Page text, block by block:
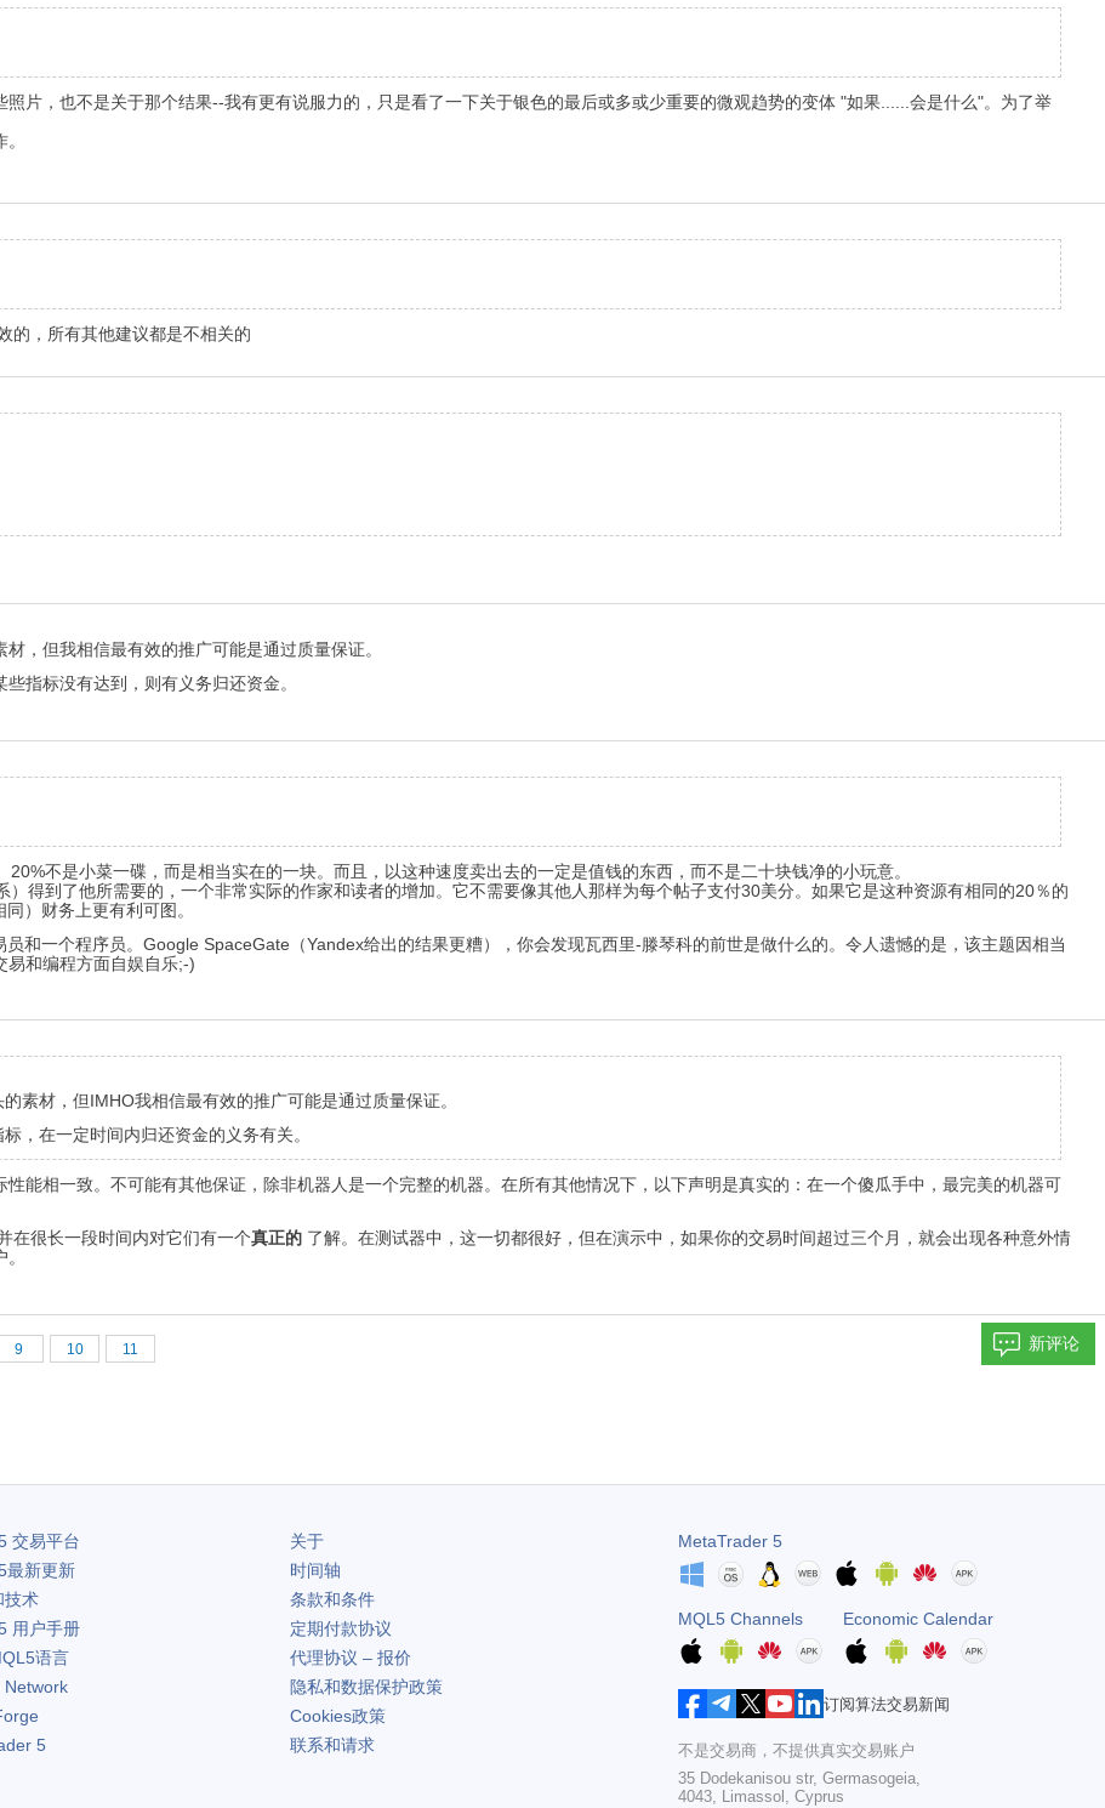
片，也不是关于那个结果--我有更有说服力的，只是看了一下关于银色的最后或多或少重要的微观趋势的变体 "如果......会是什么"。为了举
的，所有其他建议都是不相关的
，但我相信最有效的推广可能是通过质量保证。
指标没有达到，则有义务归还资金。
不是小菜一碟，而是相当实在的一块。而且，以这种速度卖出去的一定是值钱的东西，而不是二十块钱净的小玩意。
得到了他所需要的，一个非常实际的作家和读者的增加。它不需要像其他人那样为每个帖子支付30美分。如果它是这种资源有相同的20％的
）财务上更有利可图。
和一个程序员。Google SpaceGate（Yandex给出的结果更糟），你会发现瓦西里-滕琴科的前世是做什么的。令人遗憾的是，该主题因相当
易和编程方面自娱自乐;-)
素材，但IMHO我相信最有效的推广可能是通过质量保证。
，在一定时间内归还资金的义务有关。
能相一致。不可能有其他保证，除非机器人是一个完整的机器。在所有其他情况下，以下声明是真实的：在一个傻瓜手中，最完美的机器可
在很长一段时间内对它们有一个真正的 了解。在测试器中，这一切都很好，但在演示中，如果你的交易时间超过三个月，就会出现各种意外情
9 10 11 新评论
交易平台
最新更新
技术
用户手册
语言
Network
5
关于
时间轴
条款和条件
定期付款协议
代理协议 – 报价
隐私和数据保护政策
Cookies政策
联系和请求
MetaTrader 5
MQL5 Channels Economic Calendar
订阅算法交易新闻
不是交易商，不提供真实交易账户
35 Dodekanisou str, Germasogeia,
4043, Limassol, Cyprus